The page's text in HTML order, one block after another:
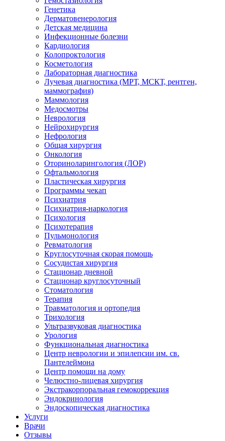
Генетика
Дерматовенерология
Детская медицина
Инфекционные болезни
Кардиология
Колопроктология
Косметология
Лабораторная диагностика
Лучевая диагностика (МРТ, МСКТ, рентген,
маммография)
Маммология
Медосмотры
Неврология
Нейрохирургия
Нефрология
Общая хирургия
Онкология
Оториноларингология (ЛОР)
Офтальмология
Пластическая хирургия
Программы чекап
Психиатрия
Психиатрия-наркология
Психология
Психотерапия
Пульмонология
Ревматология
Круглосуточная скорая помощь
Сосудистая хирургия
Стационар дневной
Стационар круглосуточный
Стоматология
Терапия
Травматология и ортопедия
Трихология
Ультразвуковая диагностика
Урология
Функциональная диагностика
Центр неврологии и эпилепсии им. св.
Пантелеймона
Центр помощи на дому
Челюстно-лицевая хирургия
Экстракорпоральная гемокоррекция
Эндокринология
Эндоскопическая диагностика
Услуги
Врачи
Отзывы